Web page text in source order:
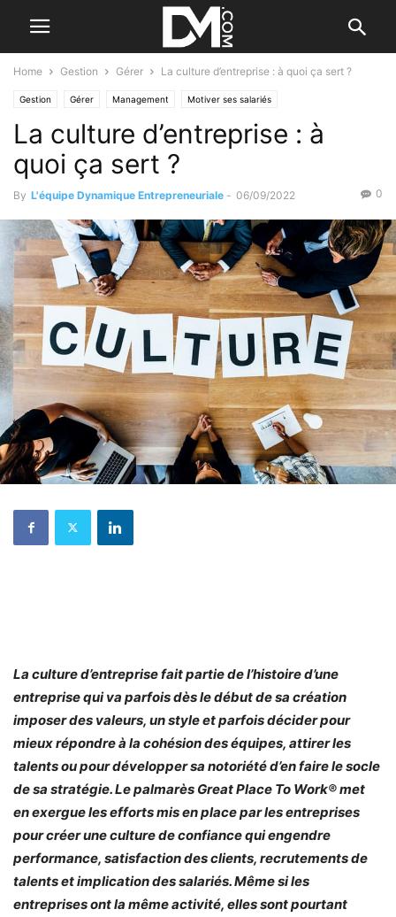
Home Gestion Gérer La culture d’entreprise : à quoi ça sert ?
Gestion Gérer Management Motiver ses salariés
La culture d’entreprise : à
quoi ça sert ?
By L'équipe Dynamique Entrepreneuriale - 06/09/2022 0
La culture d’entreprise fait partie de l’histoire d’une
entreprise qui va parfois dès le début de sa création
imposer des valeurs, un style et parfois décider pour
mieux répondre à la cohésion des équipes, attirer les
talents ou pour développer sa notoriété d’en faire le socle
de sa stratégie. Le palmarès Great Place To Work® met
en exergue les efforts mis en place par les entreprises
pour créer une culture de confiance qui engendre
performance, satisfaction des clients, recrutements de
talents et implication des salariés. Même si les
entreprises ont la même activité, elles sont pourtant